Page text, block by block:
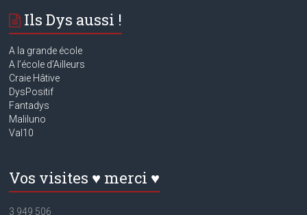
Ils Dys aussi !
A la grande école
A l’école d’Ailleurs
Craie Hâtive
DysPositif
Fantadys
Maliluno
Val10
Vos visites ♥ merci ♥
3 949 506